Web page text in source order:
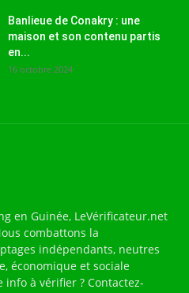
Banlieue de Conakry : une
maison et son contenu partis
en...
16 octobre 2024
en Guinée, LeVérificateur.net
combattons la
indépendants, neutres
économique et sociale
à vérifier ? Contactez-